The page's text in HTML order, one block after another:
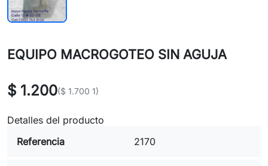
EQUIPO MACROGOTEO SIN AGUJA
$ 1.200($ 1.700 1)
Detalles del producto
Referencia
2170